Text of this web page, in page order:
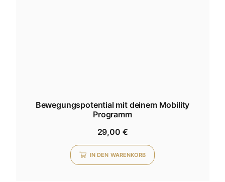
Bewegungspotential mit deinem Mobility
Programm
29,00 €
IN DEN WARENKORB